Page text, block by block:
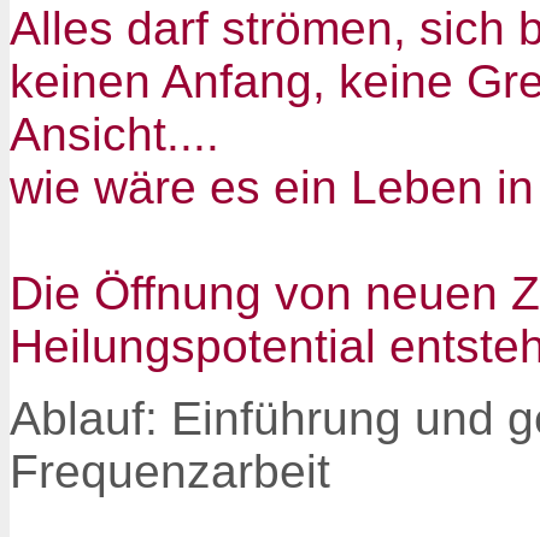
Alles darf strömen, sich
keinen Anfang, keine
Ansicht....
wie wäre es ein Leben
Die Öffnung von neuen
Heilungspotential
Ablauf: Einführung und
Frequenzarbeit